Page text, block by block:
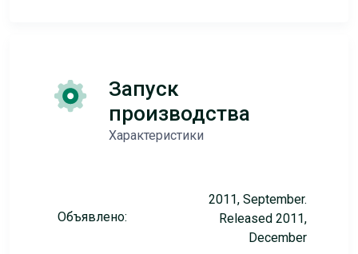
Запуск
производства
Характеристики
Объявлено:
2011, September.
Released 2011,
December